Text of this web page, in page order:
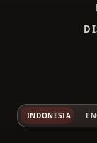
INDONESIA